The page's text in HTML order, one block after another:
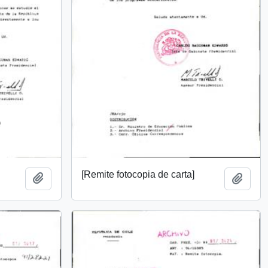
[Remite fotocopia de carta] Add
Add to clipboard